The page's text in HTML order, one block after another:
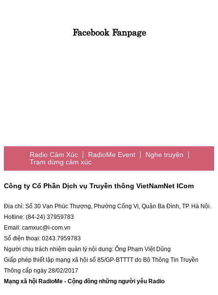
Facebook Fanpage
Radio Cảm Xúc RadioMe Event
Nghe truyện
Trạm dừng cảm xúc
Công ty Cổ Phần Dịch vụ Truyền thông VietNamNet ICom
Địa chỉ: Số 30 Vạn Phúc Thượng, Phường Cống Vị, Quận Ba Đình, TP. Hà Nội.
Hotline: (84-24) 37959783
Email: camxuc@i-com.vn
Số điện thoại: 0243.7959783
Người chịu trách nhiệm quản lý nội dung: Ông Phạm Việt Dũng
Giấp phép thiết lập mạng xã hội số 85/GP-BTTTT do Bộ Thông Tin Truyền
Thông cấp ngày 28/02/2017
Mạng xã hội RadioMe - Cộng đồng những người yêu Radio